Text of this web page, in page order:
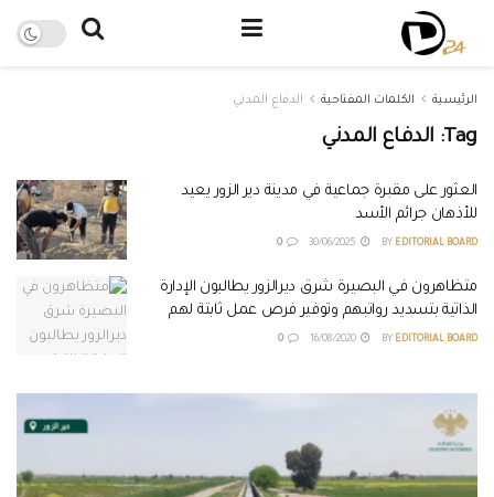
الرئيسية الكلمات المفتاحية الدفاع المدني
Tag: الدفاع المدني
العثور على مقبرة جماعية في مدينة دير الزور يعيد
للأذهان جرائم الأسد
BY EDITORIAL BOARD
متظاهرون في البصيرة شرق ديرالزور يطالبون الإدارة
الذاتية بتسديد رواتبهم وتوفير فرص عمل ثابتة لهم
BY EDITORIAL BOARD